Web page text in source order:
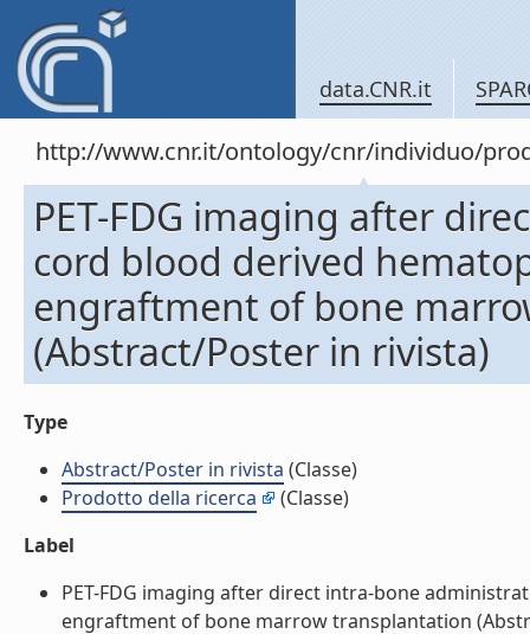
data.CNR.it
http://www.cnr.it/ontology/cnr/individuo/
PET-FDG imaging after
cord blood derived
engraftment of bone
(Abstract/Poster in rivista)
Type
Abstract/Poster in rivista (Classe)
Prodotto della ricerca
(Classe)
Label
PET-FDG imaging after direct intra-bone
engraftment of bone marrow transplantation